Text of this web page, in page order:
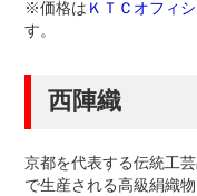
※価格は ＫＴＣオフィ
す。
西陣織
京都を代表する伝統工
で生産される高級絹織